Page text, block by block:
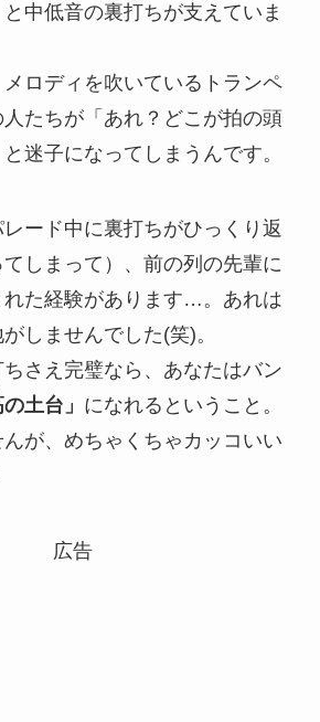
中低音の裏打ちが支えていま
ロディを吹いているトランペ
たちが「あれ？どこが拍の頭
迷子になってしまうんです。
ード中に裏打ちがひっくり返
しまって）、前の列の先輩に
た経験があります…。あれは
しませんでした(笑)。
さえ完璧なら、あなたはバン
の土台」 になれるということ。
が、めちゃくちゃカッコいい
広告